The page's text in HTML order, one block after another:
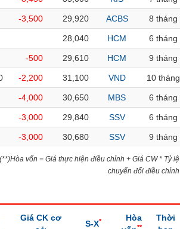
-3,500 29,920 ACBS 8 tháng
28,040 HCM 6 tháng
-500 29,610 HCM 9 tháng
-2,200 31,100 VND 10 tháng
-4,000 30,650 MBS 6 tháng
-3,000 29,840 SSV 6 tháng
-3,000 30,680 SSV 9 tháng
vốn = Giá thực hiện điều chỉnh + Giá CW * Tỷ lệ
chuyển đổi điều chỉnh
Giá CK cơ
S-X*
Hòa
**
Thời